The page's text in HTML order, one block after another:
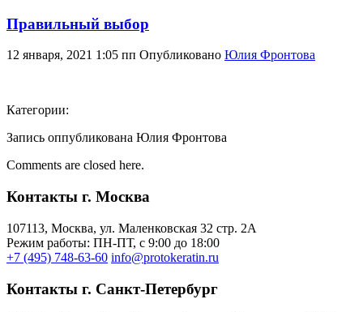
Правильный выбор
12 января, 2021 1:05 пп Опубликовано Юлия Фронтова
Категории:
Запись оппубликована Юлия Фронтова
Comments are closed here.
Контакты г. Москва
107113, Moсква, ул. Маленковская 32 стр. 2А
Режим работы: ПН-ПТ, с 9:00 до 18:00
+7 (495) 748-63-60 info@protokeratin.ru
Контакты г. Санкт-Петербург